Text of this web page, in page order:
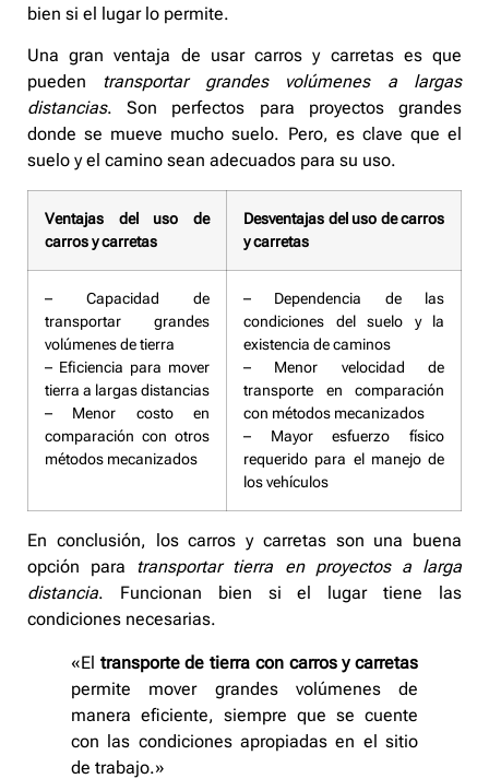
bien si el lugar lo permite.
Una gran ventaja de usar carros y carretas es que
pueden transportar grandes volúmenes a largas
distancias. Son perfectos para proyectos grandes
donde se mueve mucho suelo. Pero, es clave que el
suelo y el camino sean adecuados para su uso.
Ventajas del uso de
carros y carretas
Desventajas del uso de carros
y carretas
– Capacidad de
transportar grandes
volúmenes de tierra
– Eficiencia para mover
tierra a largas distancias
– Menor costo en
comparación con otros
métodos mecanizados
– Dependencia de las
condiciones del suelo y la
existencia de caminos
– Menor velocidad de
transporte en comparación
con métodos mecanizados
– Mayor esfuerzo físico
requerido para el manejo de
los vehículos
En conclusión, los carros y carretas son una buena
opción para transportar tierra en proyectos a larga
distancia. Funcionan bien si el lugar tiene las
condiciones necesarias.
«El transporte de tierra con carros y carretas
permite mover grandes volúmenes de
manera eficiente, siempre que se cuente
con las condiciones apropiadas en el sitio
de trabajo.»